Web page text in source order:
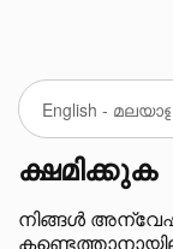
ക്ഷമിക്കുക
നിങ്ങള്‍